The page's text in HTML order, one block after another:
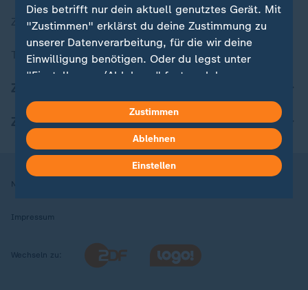
ZDFheute Stories
Themen im Überblick
ZDFheute Apps
Nutzungsbedingungen
Impressum
Wechseln zu:
Dies betrifft nur dein aktuell genutztes Gerät. Mit
"Zustimmen" erklärst du deine Zustimmung zu
unserer Datenverarbeitung, für die wir deine
Einwilligung benötigen. Oder du legst unter
"Einstellungen/Ablehnen" fest, welchen
welchen nicht. Deine Datenschutzeinstellungen
kannst du jederzeit mit Wirkung für die Zukunft
in deinen Einstellungen widerrufen oder ändern.
Hier findest du das Impressum.
Zustimmen
Ablehnen
Einstellen